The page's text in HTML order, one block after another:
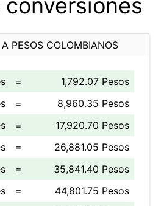
conversiones
PESOS COLOMBIANOS
=
1,792.07 Pesos
=
8,960.35 Pesos
=
17,920.70 Pesos
=
26,881.05 Pesos
=
35,841.40 Pesos
=
44,801.75 Pesos